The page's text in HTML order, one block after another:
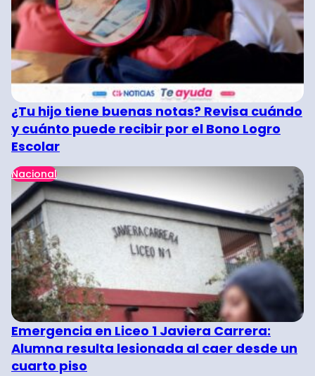
¿Tu hijo tiene buenas notas? Revisa cuándo
y cuánto puede recibir por el Bono Logro
Escolar
Nacional
Emergencia en Liceo 1 Javiera Carrera:
Alumna resulta lesionada al caer desde un
cuarto piso